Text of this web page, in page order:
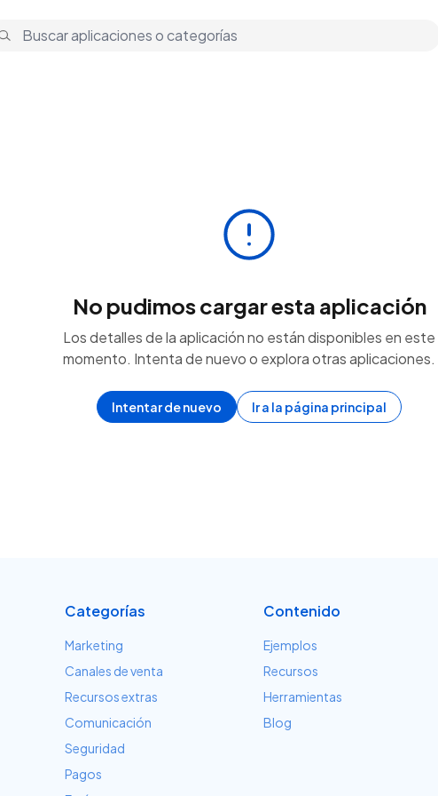
No pudimos cargar esta aplicación
Los detalles de la aplicación no están disponibles en este
momento. Intenta de nuevo o explora otras aplicaciones.
Intentar de nuevo Ir a la página principal
Categorías
Marketing
Canales de venta
Recursos extras
Comunicación
Seguridad
Pagos
Contenido
Ejemplos
Recursos
Herramientas
Blog